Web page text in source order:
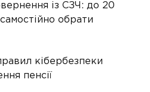
із СЗЧ: до 20
обрати
кібербезпеки
пенсії